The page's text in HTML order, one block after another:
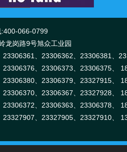
贺彩虹
:400-066-0799
龙岗路9号旭众工业园
23306361、 23306362、 23306381、
23306376、 23306373、 23306375、
23306380、 23306379、 23327915、
23306370、 23306367、 23327928、
23306372、 23306363、 23306378、
23327907、 23327905、 23327910、